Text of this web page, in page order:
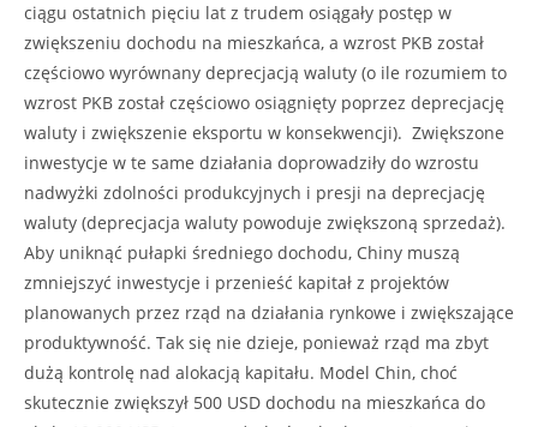
ciągu ostatnich pięciu lat z trudem osiągały postęp w
zwiększeniu dochodu na mieszkańca, a wzrost PKB został
częściowo wyrównany deprecjacją waluty (o ile rozumiem to
wzrost PKB został częściowo osiągnięty poprzez deprecjację
waluty i zwiększenie eksportu w konsekwencji). Zwiększone
inwestycje w te same działania doprowadziły do wzrostu
nadwyżki zdolności produkcyjnych i presji na deprecjację
waluty (deprecjacja waluty powoduje zwiększoną sprzedaż).
Aby uniknąć pułapki średniego dochodu, Chiny muszą
zmniejszyć inwestycje i przenieść kapitał z projektów
planowanych przez rząd na działania rynkowe i zwiększające
produktywność. Tak się nie dzieje, ponieważ rząd ma zbyt
dużą kontrolę nad alokacją kapitału. Model Chin, choć
skutecznie zwiększył 500 USD dochodu na mieszkańca do